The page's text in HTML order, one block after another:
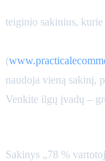
teiginio sakinius,
(
naudoja vieną sakinį,
Venkite ilgų įvadų –
Sakinys „78 %